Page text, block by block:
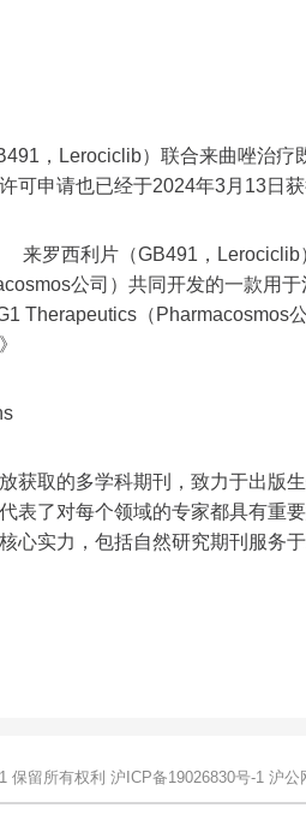
，Lerociclib）联合来曲唑治
可申请也已经于2024年3月13日
罗西利片（GB491，Lerociclib
公司）共同开发的一款用
Therapeutics（Pharmacosmos
获取的多学科期刊，致力于出版
表了对每个领域的专家都具有重
心实力，包括自然研究期刊服务
保留所有权利 沪ICP备19026830号-1沪公